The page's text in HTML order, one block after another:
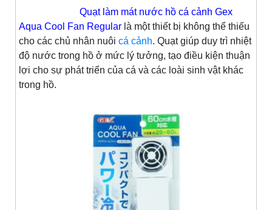
Quạt làm mát nước hồ cá cảnh Gex
Aqua Cool Fan Regular là một thiết bị không thể thiếu
cho các chủ nhân nuôi cá cảnh. Quạt giúp duy trì nhiệt
độ nước trong hồ ở mức lý tưởng, tạo điều kiện thuận
lợi cho sự phát triển của cá và các loài sinh vật khác
trong hồ.